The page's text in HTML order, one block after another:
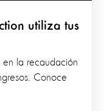
utiliza tus
la recaudación
Conoce